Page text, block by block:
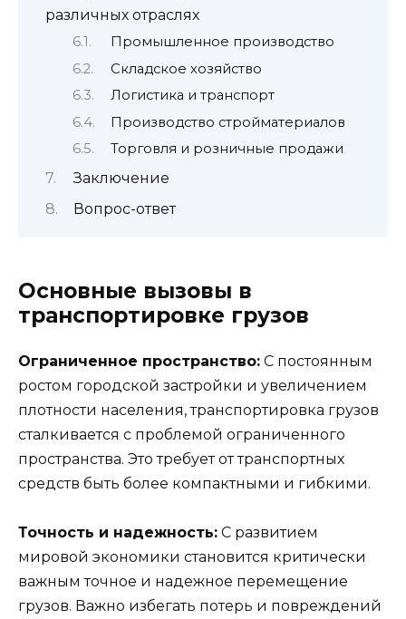
различных отраслях
Промышленное производство
Складское хозяйство
Логистика и транспорт
Производство стройматериалов
Торговля и розничные продажи
Заключение
Вопрос-ответ
Основные вызовы в
транспортировке грузов
Ограниченное пространство: С постоянным
ростом городской застройки и увеличением
плотности населения, транспортировка грузов
сталкивается с проблемой ограниченного
пространства. Это требует от транспортных
средств быть более компактными и гибкими.
Точность и надежность: С развитием
мировой экономики становится критически
важным точное и надежное перемещение
грузов. Важно избегать потерь и повреждений